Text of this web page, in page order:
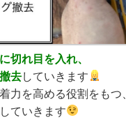
切れ目を入れ、
去していきます
力を高める役割をもつ、
していきます